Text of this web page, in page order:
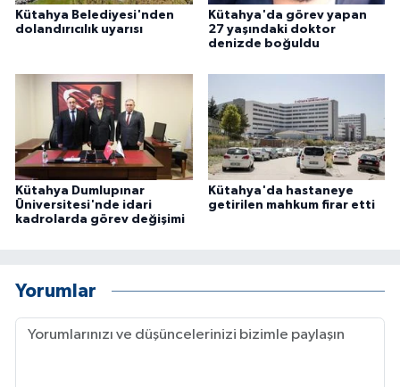
Kütahya Belediyesi'nden
dolandırıcılık uyarısı
Kütahya'da görev yapan
27 yaşındaki doktor
denizde boğuldu
Kütahya Dumlupınar
Üniversitesi'nde idari
kadrolarda görev değişimi
Kütahya'da hastaneye
getirilen mahkum firar etti
Yorumlar